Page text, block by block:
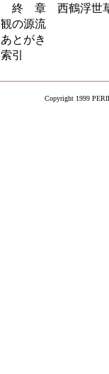
終 章 西鶴浮世草
観の源流
あとがき
索引
Copyright 1999